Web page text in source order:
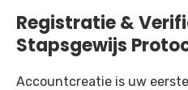
Registratie &
Stapsgewijs
Accountcreatie is uw